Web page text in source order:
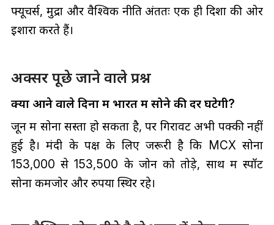
फ्यूचर्स, मुद्रा और वैश्विक नीति अंततः एक ही दिशा की ओर
इशारा करते हैं।
अक्सर पूछे जाने वाले प्रश्न
क्या आने वाले दिनों में भारत में सोने की दर घटेगी?
जून में सोना सस्ता हो सकता है, पर गिरावट अभी पक्की नहीं
हुई है। मंदी के पक्ष के लिए जरूरी है कि MCX सोना
₹153,000 से ₹153,500 के जोन को तोड़े, साथ में स्पॉट
सोना कमजोर और रुपया स्थिर रहे।